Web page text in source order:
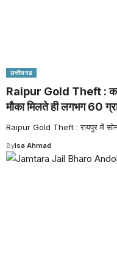
छत्तीसगढ
Raipur Gold Theft :
मौका मिलते ही लगभग 60
Raipur Gold Theft : रायपुर में
ByIsa Ahmad